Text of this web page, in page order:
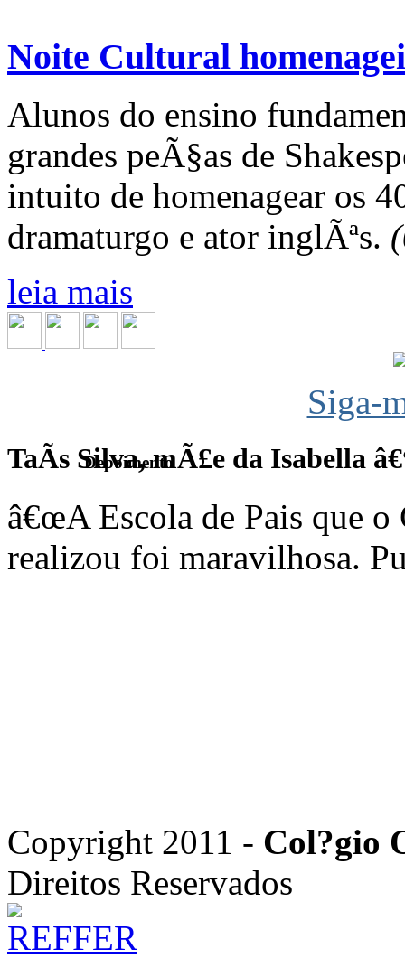
Noite Cultural
Alunos do ensino
grandes peÃ§as de
intuito de homenagear os
dramaturgo e ator inglÃªs.
leia mais
Siga-
Depoimento
TaÃ­s Silva, mÃ£e da Isabella
â€œA Escola de Pais que
realizou foi maravilhosa.
Copyright 2011 - Col?gio
Direitos Reservados